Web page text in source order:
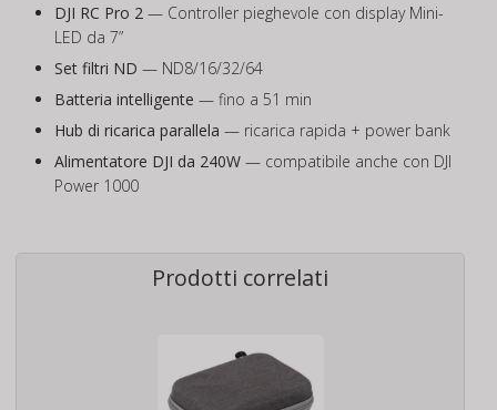
DJI RC Pro 2 — Controller pieghevole con display Mini-
LED da 7”
Set filtri ND — ND8/16/32/64
Batteria intelligente — fino a 51 min
Hub di ricarica parallela — ricarica rapida + power bank
Alimentatore DJI da 240W — compatibile anche con DJI
Power 1000
Prodotti correlati